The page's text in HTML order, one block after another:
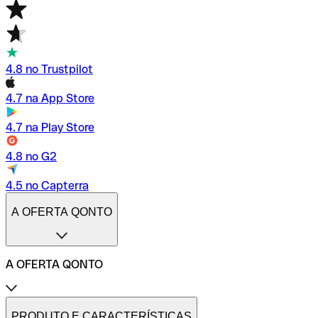
4.8 no Trustpilot
4.7 na App Store
4.7 na Play Store
4.8 no G2
4.5 no Capterra
A OFERTA QONTO
A OFERTA QONTO
Tarifas